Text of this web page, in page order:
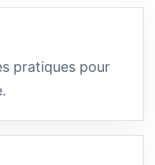
pratiques pour